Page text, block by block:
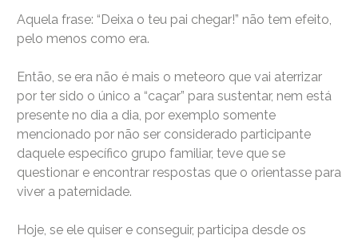
Aquela frase: “Deixa o teu pai chegar!” não tem efeito,
pelo menos como era.
Então, se era não é mais o meteoro que vai aterrizar
por ter sido o único a “caçar” para sustentar, nem está
presente no dia a dia, por exemplo somente
mencionado por não ser considerado participante
daquele específico grupo familiar, teve que se
questionar e encontrar respostas que o orientasse para
viver a paternidade.
Hoje, se ele quiser e conseguir, participa desde os